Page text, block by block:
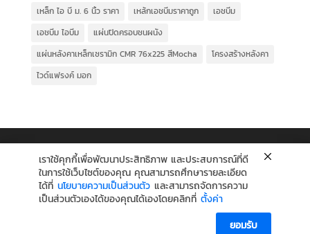
เหล็ก ไอ บี ม. 6 นิ้ว ราคา
เหล้กเอชบีมราคาถูก
เอชบีม
เอชบีม ไอบีม
แผ่นปิดครอบชนผนัง
แผ่นหลังคาเหล็กเซรามิก CMR 76x225 สีMocha
โครงสร้างหลังคา
ไวด์แฟรงค์ มอก
เราใช้คุกกี้เพื่อพัฒนาประสิทธิภาพ และประสบการณ์ที่ดี
ในการใช้เว็บไซต์ของคุณ คุณสามารถศึกษารายละเอียด
ได้ที่ นโยบายความเป็นส่วนตัว และสามารถจัดการความ
เป็นส่วนตัวเองได้ของคุณได้เองโดยคลิกที่ ตั้งค่า
ยอมรับ